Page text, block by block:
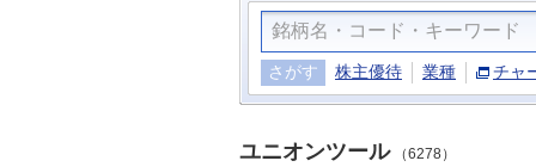
さがす 株主優待 業種 チャ
ユニオンツール（6278）